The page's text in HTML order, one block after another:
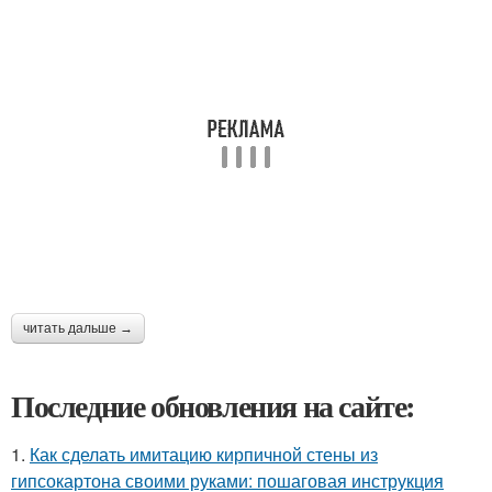
читать дальше →
Последние обновления на сайте:
1. Как сделать имитацию кирпичной стены из
гипсокартона своими руками: пошаговая инструкция